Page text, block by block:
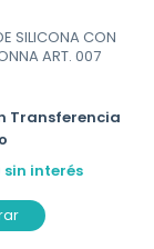
SILICONA CON
ART. 007
Transferencia
sin interés